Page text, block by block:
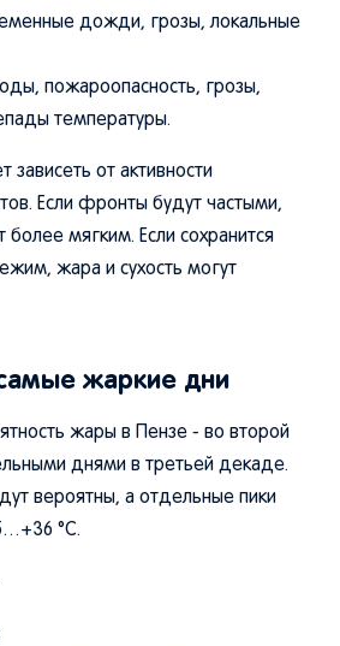
дожди, грозы, локальные
пожароопасность, грозы,
температуры.
зависеть от активности
Если фронты будут частыми,
более мягким. Если сохранится
жара и сухость могут
жаркие дни
жары в Пензе - во второй
днями в третьей декаде.
вероятны, а отдельные пики
°C.